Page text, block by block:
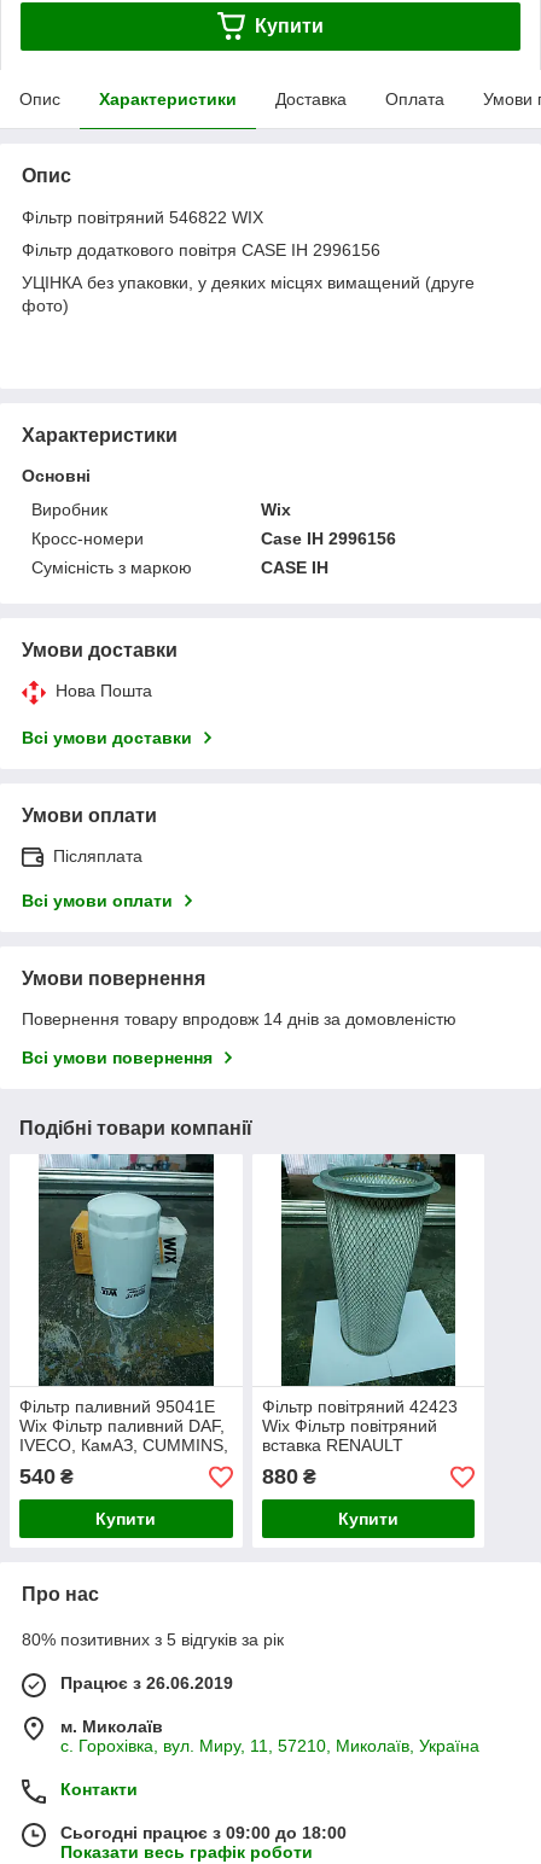
Купити
Опис Характеристики Доставка Оплата Умови
Опис
Фільтр повітряний 546822 WIX
Фільтр додаткового повітря CASE IH 2996156
УЦІНКА без упаковки, у деяких місцях вимащений (друге
фото)
Характеристики
Основні
Виробник
Wix
Кросс-номери
Case IH 2996156
Сумісність з маркою
CASE IH
Умови доставки
Нова Пошта
Всі умови доставки
Умови оплати
Післяплата
Всі умови оплати
Умови повернення
Повернення товару впродовж 14 днів за домовленістю
Всі умови повернення
Подібні товари компанії
Фільтр паливний 95041E
Wix Фільтр паливний DAF,
IVECO, КамАЗ, CUMMINS,
CASE-IH
540 ₴
Купити
Фільтр повітряний 42423
Wix Фільтр повітряний
вставка RENAULT
KOMATSU ATLAS CASE
AGRO
880₴
Купити
Про нас
80% позитивних з 5 відгуків за рік
Працює з 26.06.2019
м. Миколаїв
с. Горохівка, вул. Миру, 11, 57210, Миколаїв, Україна
Контакти
Сьогодні працює з 09:00 до 18:00
Показати весь графік роботи